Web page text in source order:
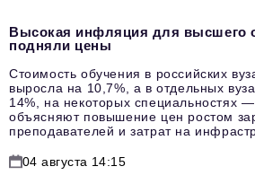
Высокая инфляция для высшего
подняли цены
Стоимость обучения в российских
выросла на 10,7%, а в отдельных
14%, на некоторых специальностях
объясняют повышение цен ростом
преподавателей и затрат на
04 августа 14:15